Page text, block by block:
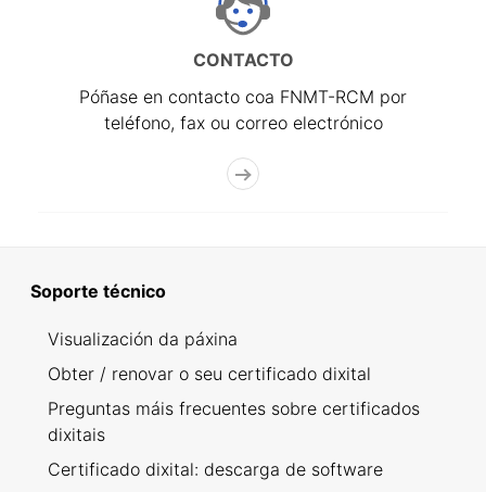
CONTACTO
Póñase en contacto coa FNMT-RCM por
teléfono, fax ou correo electrónico
Soporte técnico
Visualización da páxina
Obter / renovar o seu certificado dixital
Preguntas máis frecuentes sobre certificados
dixitais
Certificado dixital: descarga de software